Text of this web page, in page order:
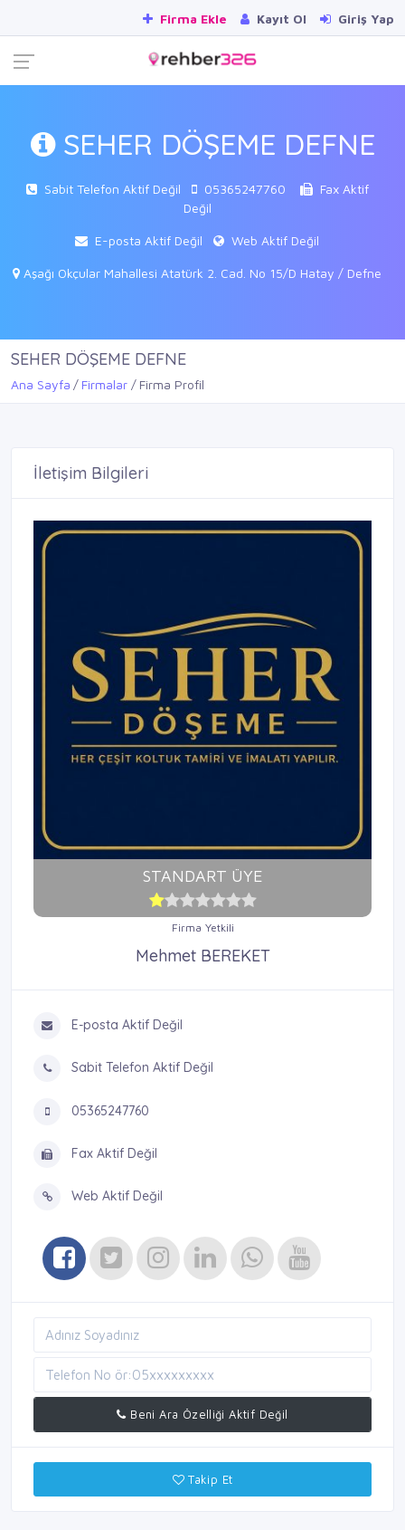
Firma Ekle Kayıt Ol Giriş Yap
SEHER DÖŞEME DEFNE
Sabit Telefon Aktif Değil 05365247760
Fax Aktif
Değil
E-posta Aktif Değil Web Aktif Değil
Aşağı Okçular Mahallesi Atatürk 2. Cad. No 15/D Hatay / Defne
SEHER DÖŞEME DEFNE
Ana Sayfa Firmalar Firma Profil
İletişim Bilgileri
STANDART ÜYE
Firma Yetkili
Mehmet BEREKET
E-posta Aktif Değil
Sabit Telefon Aktif Değil
05365247760
Fax Aktif Değil
Web Aktif Değil
Beni Ara Özelliği Aktif Değil
Takip Et